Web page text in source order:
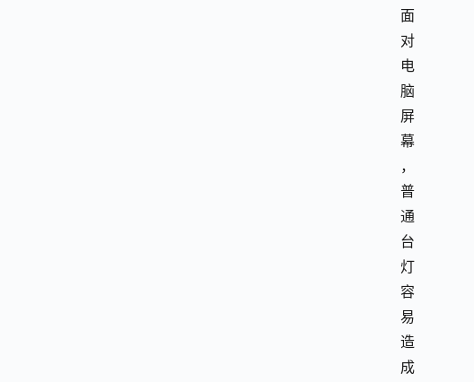
面
对
电
脑
屏
幕
，
普
通
台
灯
容
易
造
成